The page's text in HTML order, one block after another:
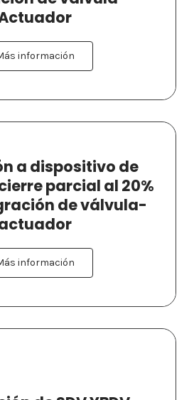
información
a dispositivo de
parcial al 20%
de válvula-
información